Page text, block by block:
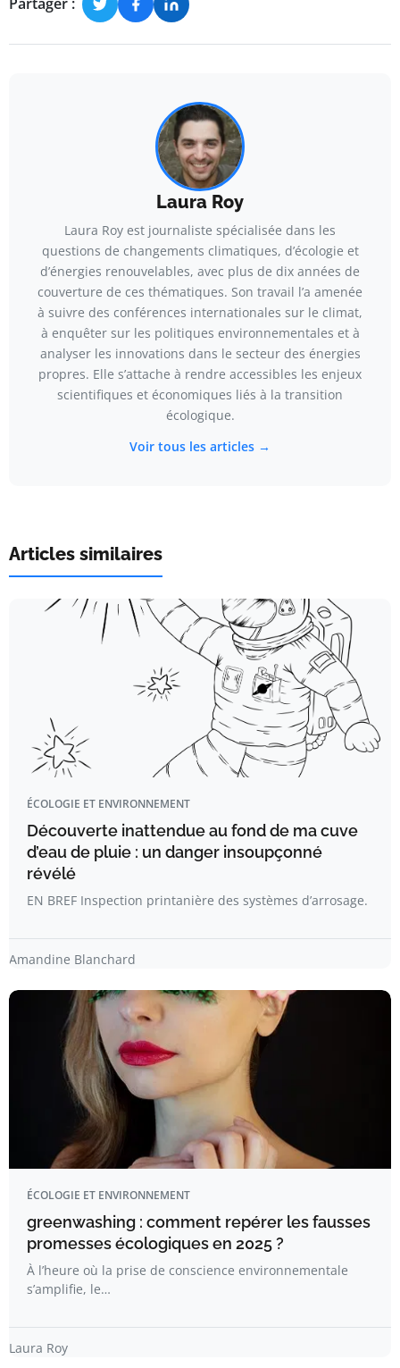
Partager :
Laura Roy
Laura Roy est journaliste spécialisée dans les
questions de changements climatiques, d’écologie et
d’énergies renouvelables, avec plus de dix années de
couverture de ces thématiques. Son travail l’a amenée
à suivre des conférences internationales sur le climat,
à enquêter sur les politiques environnementales et à
analyser les innovations dans le secteur des énergies
propres. Elle s’attache à rendre accessibles les enjeux
scientifiques et économiques liés à la transition
écologique.
Voir tous les articles →
Articles similaires
ÉCOLOGIE ET ENVIRONNEMENT
Découverte inattendue au fond de ma cuve
d’eau de pluie : un danger insoupçonné
révélé
EN BREF Inspection printanière des systèmes d’arrosage.
Amandine Blanchard
ÉCOLOGIE ET ENVIRONNEMENT
greenwashing : comment repérer les fausses
promesses écologiques en 2025 ?
À l’heure où la prise de conscience environnementale
s’amplifie, le…
Laura Roy